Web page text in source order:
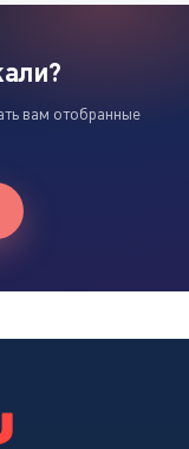
вам отобранные